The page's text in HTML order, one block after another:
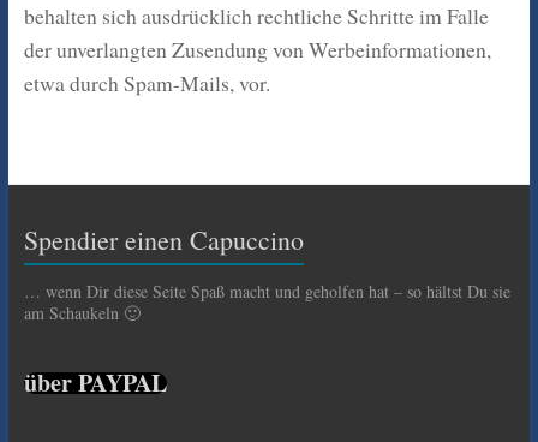
behalten sich ausdrücklich rechtliche Schritte im Falle
der unverlangten Zusendung von Werbeinformationen,
etwa durch Spam-Mails, vor.
Spendier einen Capuccino
… wenn Dir diese Seite Spaß macht und geholfen hat – so hältst Du sie
am Schaukeln 🙂
über PAYPAL